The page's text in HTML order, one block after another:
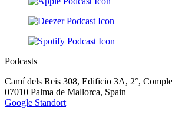
Podcasts
Camí dels Reis 308, Edificio 3A, 2°,
07010 Palma de Mallorca, Spain
Google Standort